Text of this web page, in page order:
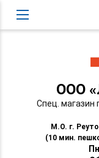
ООО
Спец. магазин
М.О. г.
(10 мин.